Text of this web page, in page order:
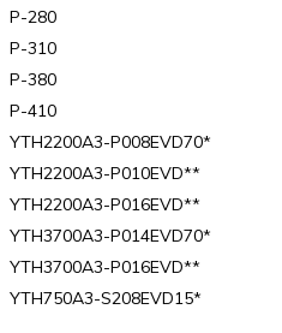
P-280
P-310
P-380
P-410
YTH2200A3-P008EVD70*
YTH2200A3-P010EVD**
YTH2200A3-P016EVD**
YTH3700A3-P014EVD70*
YTH3700A3-P016EVD**
YTH750A3-S208EVD15*